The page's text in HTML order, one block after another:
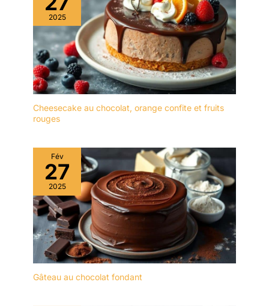
résiste au four à micro-
ondes elle s’utilise aussi
bien tous les jours que
pour les grandes
occasions Contenu 1 x
plat creux NewMoon
Villeroy & Boch
dimensions 25 x 25 x 4
cm poids 604 g (réf 10-
2025
Cheesecake au chocolat, orange confite et fruits
rouges
Fév
27
2025
Gâteau au chocolat fondant